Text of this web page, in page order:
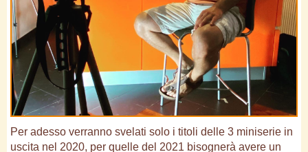
Per adesso verranno svelati solo i titoli delle 3 miniserie in
uscita nel 2020, per quelle del 2021 bisognerà avere un